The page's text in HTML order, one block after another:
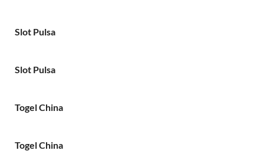
Slot Pulsa
Slot Pulsa
Togel China
Togel China